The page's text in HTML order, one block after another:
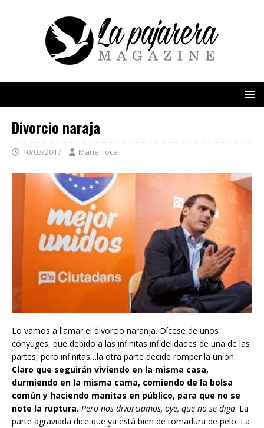
Divorcio naraja
10/03/2017 Maria Toca
Lo vamos a llamar el divorcio naranja. Dícese de unos
cónyuges, que debido a las infinitas infidelidades de una de las
partes, pero infinitas…la otra parte decide romper la unión.
Claro que seguirán viviendo en la misma casa,
durmiendo en la misma cama, comiendo de la bolsa
común y haciendo manitas en público, para que no se
note la ruptura. Pero nos divorciamos, oye, que no se diga. La
parte agraviada dice que ya está bien de tomadura de pelo. La